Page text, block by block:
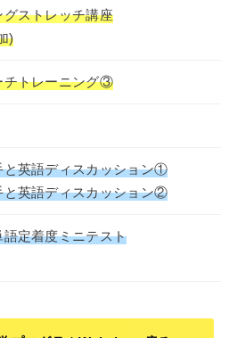
グストレッチ講座
)
チトレーニング③
と英語ディスカッション①
と英語ディスカッション②
語定着度ミニテスト